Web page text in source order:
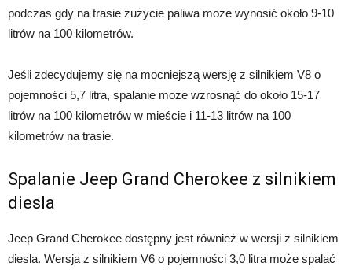
podczas gdy na trasie zużycie paliwa może wynosić około 9-10
litrów na 100 kilometrów.
Jeśli zdecydujemy się na mocniejszą wersję z silnikiem V8 o
pojemności 5,7 litra, spalanie może wzrosnąć do około 15-17
litrów na 100 kilometrów w mieście i 11-13 litrów na 100
kilometrów na trasie.
Spalanie Jeep Grand Cherokee z silnikiem
diesla
Jeep Grand Cherokee dostępny jest również w wersji z silnikiem
diesla. Wersja z silnikiem V6 o pojemności 3,0 litra może spalać